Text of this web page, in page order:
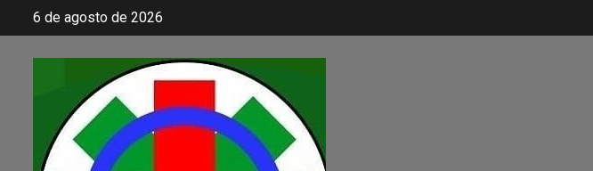
6 de agosto de 2026